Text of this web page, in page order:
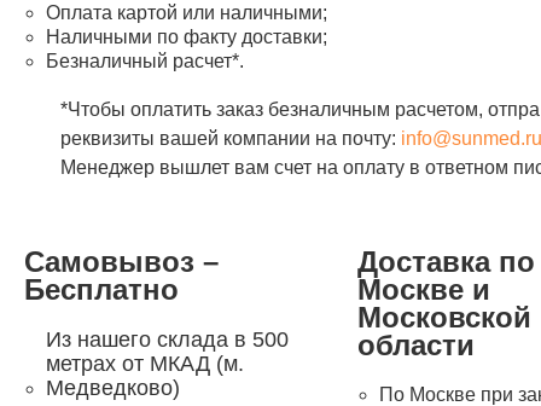
Оплата картой или наличными;
Наличными по факту доставки;
Безналичный расчет*.
*Чтобы оплатить заказ безналичным расчетом,
реквизиты вашей компании на почту: info@sunmed.ru
Менеджер вышлет вам счет на оплату в ответном
Самовывоз –
Бесплатно
Из нашего склада в 500
метрах от МКАД (м.
Медведково)
Доставка по
Москве и
Московской
области
По Москве при